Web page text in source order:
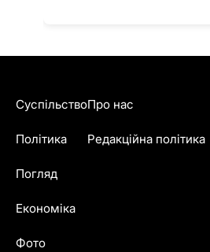
Суспільство
Політика
Погляд
Економіка
Фото
Про нас
Редакційна політика